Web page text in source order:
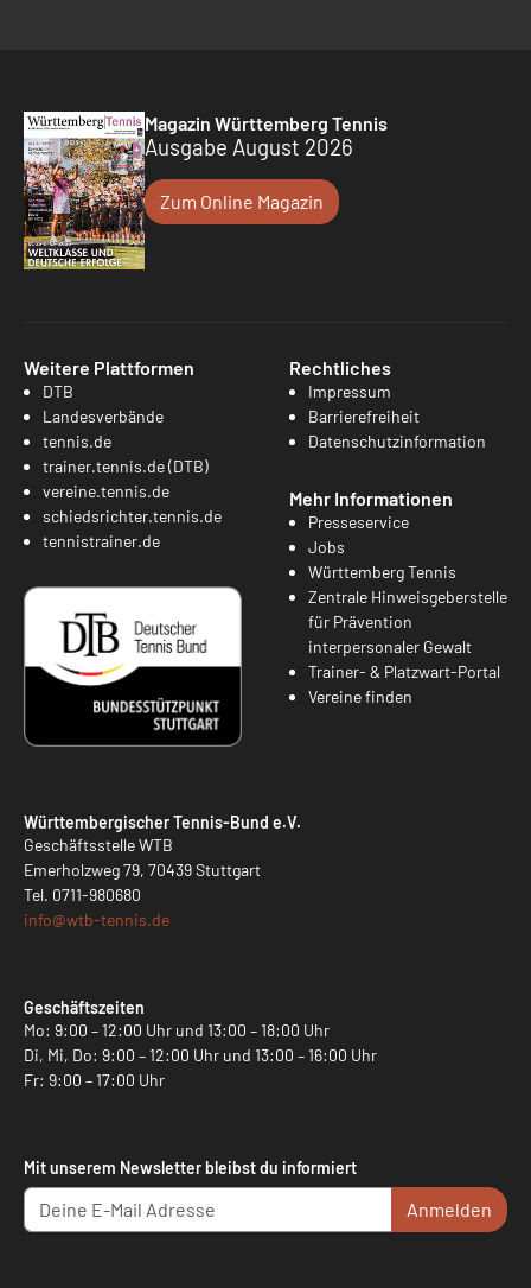
Magazin Württemberg Tennis
Ausgabe August 2026
Zum Online Magazin
Weitere Plattformen
DTB
Landesverbände
tennis.de
trainer.tennis.de (DTB)
vereine.tennis.de
schiedsrichter.tennis.de
tennistrainer.de
Rechtliches
Impressum
Barrierefreiheit
Datenschutzinformation
Mehr Informationen
Presseservice
Jobs
Württemberg Tennis
Zentrale Hinweisgeberstelle
für Prävention
interpersonaler Gewalt
Trainer- & Platzwart-Portal
Vereine finden
Württembergischer Tennis-Bund e.V.
Geschäftsstelle WTB
Emerholzweg 79, 70439 Stuttgart
Tel. 0711-980680
info@wtb-tennis.de
Geschäftszeiten
Mo: 9:00 – 12:00 Uhr und 13:00 – 18:00 Uhr
Di, Mi, Do: 9:00 – 12:00 Uhr und 13:00 – 16:00 Uhr
Fr: 9:00 – 17:00 Uhr
Mit unserem Newsletter bleibst du informiert
Anmelden